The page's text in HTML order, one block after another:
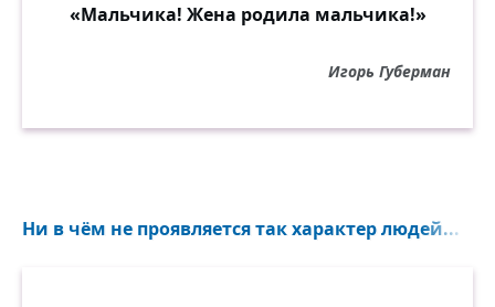
«Мальчика! Жена родила мальчика!»
Игорь Губерман
Ни в чём не проявляется так характер людей...